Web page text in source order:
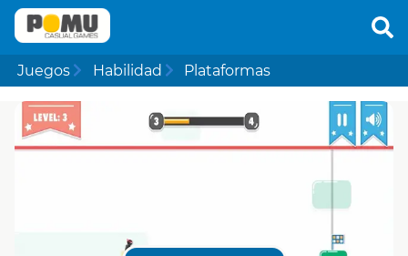
Juegos Habilidad Plataformas